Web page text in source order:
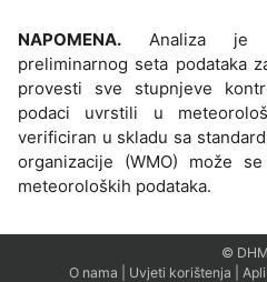
NAPOMENA. Analiza je
preliminarnog seta podataka
provesti sve stupnjeve
podaci uvrstili u
verificiran u skladu sa
organizacije (WMO) može
meteoroloških podataka.
©
O nama
Uvjeti korištenja